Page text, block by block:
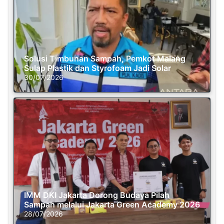
Solusi Timbunan Sampah, Pemkot Malang
Sulap Plastik dan Styrofoam Jadi Solar
30/07/2026
IMM DKI Jakarta Dorong Budaya Pilah
Sampah melalui Jakarta Green Academy 2026
28/07/2026